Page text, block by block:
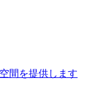
間を提供します